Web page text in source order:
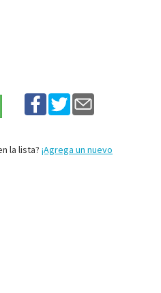
la lista? ¡Agrega un nuevo